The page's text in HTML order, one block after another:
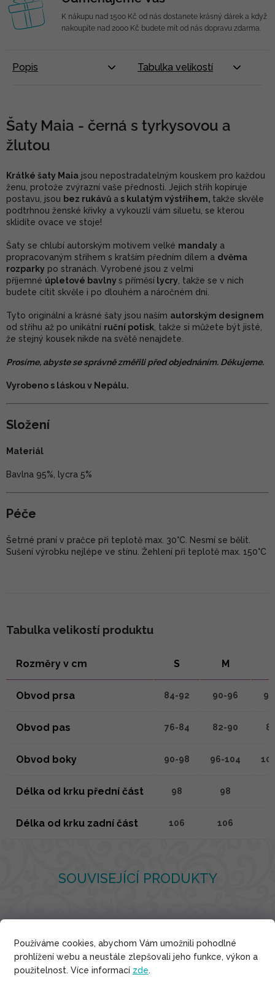
Používáme cookies, abychom Vám umožnili pohodlné
prohlížení webu a neustále zlepšovali jeho funkce, výkon a
použitelnost. Více informací zde.
SOUVISEJÍCÍ PRODUKTY
Bavlna
K nákupu nad 1500 Kč od nás dostanete krásný dárek a když
nakoupíte nad 2000 Kč budete mít od nás dopravu zdarma.
Popis Tabulka velikostí
Šaty Maia - černá s tyrkysovou a
žlutou
Krátké šaty Maia jsou nepostradatelným kouskem pro každou
ženu, protože zvýrazní vaše přednosti. Jejich střih kopíruje
postavu, jsou bez rukávů a s kulatým výstřihem, takže skvěle
podtrhnou ženské křivky a vykouzlí vám siluetu, se kterou
sklidíte ovace ve stoje!
Šaty se chlubí autorským motivem velké mandaly a
propracovaným střihem s kratším předním dílem a dvěma
rozparky po stranách. Vyrobené jsou z velmi
příjemné úpletové bavlnys příměsí lycry , takže se v nich
budete cítit skvěle i po dlouhém a náročném dni.
Tyto originální a krásné šaty jsou naším autorským designem
od střihu až po unikátní ruční potisk , takže si můžete být jisté,
že stejný kousek nikde na světě nenajdete.
Prosíme, abyste se správně změřili před objednáním. Děkujeme.
Vyrobeno s láskou v Nepálu.
Složení
Materiál
Bavlna 95%, lycra 5%
Péče
Šetrné praní v pračce při teplotě max. 30°C. Nesmí se bělit.
Sušení výrobku nejlépe ve stínu. Žehlení při teplotě max. 150°C
Tabulka velikostí produktu
Rozměry v cm S M
Obvod prsa 84-92 90-96
Obvod pas 76-84 82-90
Obvod boky 90-98 96-104
Délka od krku přední část 98 98
Délka od krku zadní část 106 106